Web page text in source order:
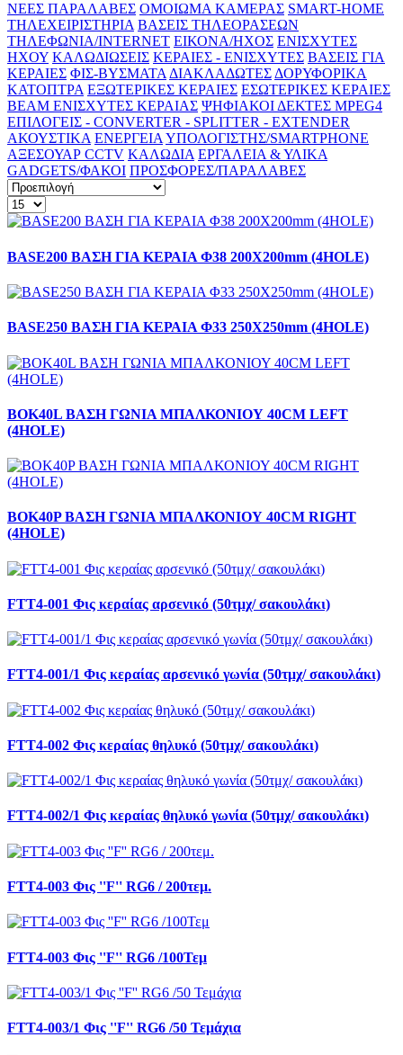
ΝΕΕΣ ΠΑΡΑΛΑΒΕΣ ΟΜΟΙΩΜΑ ΚΑΜΕΡΑΣ SMART-HOME
ΤΗΛΕΧΕΙΡΙΣΤΗΡΙΑ ΒΑΣΕΙΣ ΤΗΛΕΟΡΑΣΕΩΝ
ΤΗΛΕΦΩΝΙΑ/INTERNET ΕΙΚΟΝΑ/ΗΧΟΣ ΕΝΙΣΧΥΤΕΣ
ΗΧΟΥ ΚΑΛΩΔΙΩΣΕΙΣ ΚΕΡΑΙΕΣ - ENΙΣΧΥΤΕΣ ΒΑΣΕΙΣ ΓΙΑ
ΚΕΡΑΙΕΣ ΦΙΣ-ΒΥΣΜΑΤΑΔΙΑΚΛΑΔΩΤΕΣΔΟΡΥΦΟΡΙΚΑ
ΚΑΤΟΠΤΡΑ ΕΞΩΤΕΡΙΚΕΣ ΚΕΡΑΙΕΣ ΕΣΩΤΕΡΙΚΕΣ ΚΕΡΑΙΕΣ
BEAM ΕΝΙΣΧΥΤΕΣ ΚΕΡΑΙΑΣ ΨΗΦΙΑΚΟΙ ΔΕΚΤΕΣ MPEG4
ΕΠΙΛΟΓΕΙΣ - CONVERTER - SPLITTER - EXTENDER
ΑΚΟΥΣΤΙΚΑ ΕΝΕΡΓΕΙΑΥΠΟΛΟΓΙΣΤΗΣ/SMARTPHONE
ΑΞΕΣΟΥΑΡ CCTV ΚΑΛΩΔΙΑ ΕΡΓΑΛΕΙΑ & ΥΛΙΚΑ
GADGETS/ΦΑΚΟΙ ΠΡΟΣΦΟΡΕΣ/ΠΑΡΑΛΑΒΕΣ
BASE200 BAΣΗ ΓΙΑ ΚΕΡΑΙΑ Φ38 200Χ200mm (4HOLE)
BASE250 BAΣΗ ΓΙΑ ΚΕΡΑΙΑ Φ33 250Χ250mm (4HOLE)
BOK40L ΒΑΣΗ ΓΩΝΙΑ ΜΠΑΛΚΟΝΙΟΥ 40CM LEFT
(4HOLE)
BOK40P ΒΑΣΗ ΓΩΝΙΑ ΜΠΑΛΚΟΝΙΟΥ 40CM RIGHT
(4HOLE)
FTT4-001 Φις κεραίας αρσενικό (50τμχ/ σακουλάκι)
FTT4-001/1 Φις κεραίας αρσενικό γωνία (50τμχ/ σακουλάκι)
FTT4-002 Φις κεραίας θηλυκό (50τμχ/ σακουλάκι)
FTT4-002/1 Φις κεραίας θηλυκό γωνία (50τμχ/ σακουλάκι)
FTT4-003 Φις ''F'' RG6 / 200τεμ.
FTT4-003 Φις ''F'' RG6 /100Τεμ
FTT4-003/1 Φις ''F'' RG6 /50 Τεμάχια